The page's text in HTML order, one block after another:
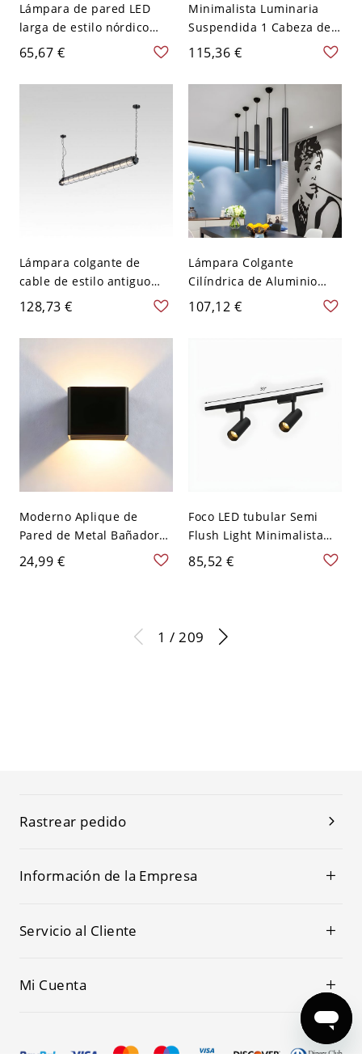
Lámpara de pared LED
larga de estilo nórdico
para sala de estar,
moderna y montada en la
pared - 110 A 120 V 50,8
65,67 €
Minimalista Luminaria
Suspendida 1 Cabeza de
Esfera Luz de Colgar
Metálica en Negro para
Comedor - 110 A 120 V
Negro 15,24 cm
115,36 €
Lámpara colgante de
cable de estilo antiguo
para isla de cocina con
gris metálico y longitud
110V-120V, negro, luz
cálida, 18w
128,73 €
Lámpara Colgante
Cilíndrica de Aluminio
Negra Simplista con LED
107,12 €
Moderno Aplique de
Pared de Metal Bañador
de Pared 1 Cabeza para
Sala de Estar - 110 A 120 V
24,99 €
Foco LED tubular Semi
Flush Light Minimalista
Tienda de ropa de metal
Iluminación de
85,52 €
1 / 209
Rastrear pedido
Información de la Empresa
Servicio al Cliente
Mi Cuenta